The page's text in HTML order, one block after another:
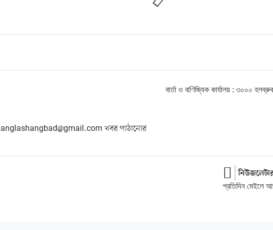
খবর পাঠানোর
বার্তা ও বাণিজ্যিক কার্যালয় : ৩০০০
প্রতিদিন মেইলে